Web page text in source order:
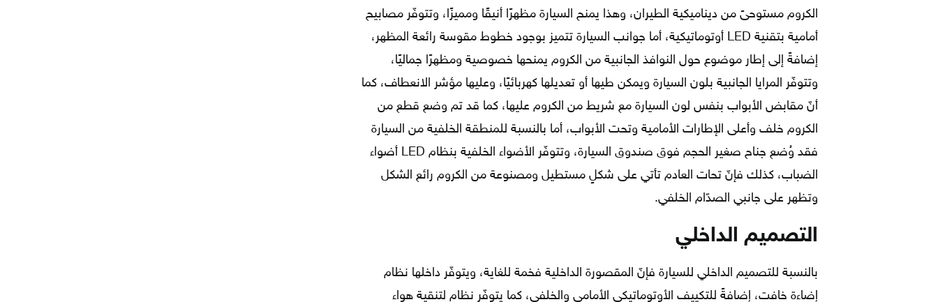
الكروم مستوحىً من ديناميكية الطيران، وهذا يمنح السيارة مظهرًا أنيقًا ومميزًا، وتتوفّر مصابيح
أمامية بتقنية LED أوتوماتيكية، أما جوانب السيارة تتميز بوجود خطوط مقوسة رائعة المظهر،
إضافةً إلى إطار موضوع حول النوافذ الجانبية من الكروم يمنحها خصوصية ومظهرًا جماليًا،
وتتوفّر المرايا الجانبية بلون السيارة ويمكن طيها أو تعديلها كهربائيًا، وعليها مؤشر الانعطاف، كما
أنّ مقابض الأبواب بنفس لون السيارة مع شريط من الكروم عليها، كما قد تم وضع قطع من
الكروم خلف وأعلى الإطارات الأمامية وتحت الأبواب، أما بالنسبة للمنطقة الخلفية من السيارة
فقد وُضع جناح صغير الحجم فوق صندوق السيارة، وتتوفّر الأضواء الخلفية بنظام LED أضواء
الضباب، كذلك فإنّ تحات العادم تأتي على شكلٍ مستطيل ومصنوعة من الكروم رائع الشكل
وتظهر على جانبي الصدّام الخلفي.
التصميم الداخلي
بالنسبة للتصميم الداخلي للسيارة فإنّ المقصورة الداخلية فخمة للغاية، ويتوفّر داخلها نظام
إضاءة خافت، إضافةً للتكييف الأوتوماتيكي الأمامي والخلفي، كما يتوفّر نظام لتنقية هواء